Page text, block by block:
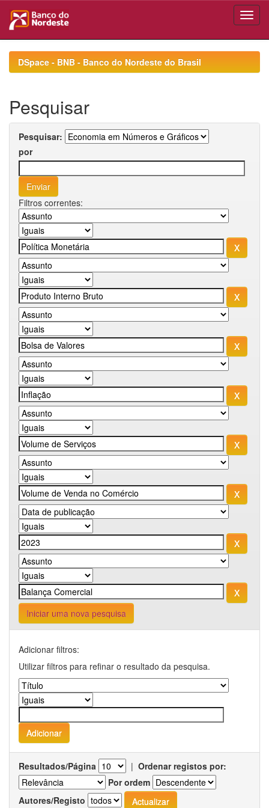
navigationDSpace - BNB - Banco do Nordeste do Brasil
Pesquisar
Pesquisar:
por
Filtros correntes:
Iniciar uma nova pesquisa
Adicionar filtros:
Utilizar filtros para refinar o resultado da pesquisa.
Resultados/Página | Ordenar registos por:
Por ordem
Autores/Registo